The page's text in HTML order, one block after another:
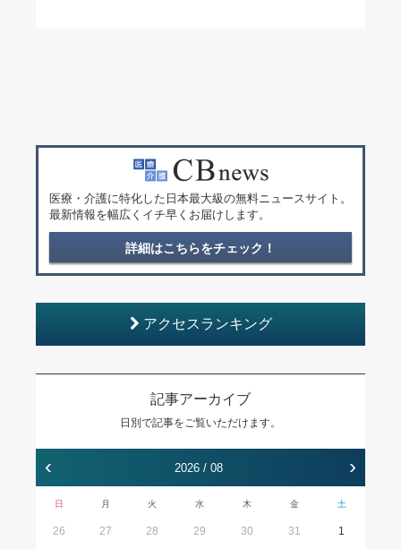
医療・介護に特化した日本最大級の無料ニュースサイト。
最新情報を幅広くイチ早くお届けします。
詳細はこちらをチェック！
アクセスランキング
記事アーカイブ
日別で記事をご覧いただけます。
‹ 2026 / 08 ›
日 月 火 水 木 金 土
26 27 28 29 30 31 1